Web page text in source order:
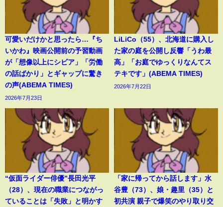
可愛いだけかと思ったら…『ち
いかわ』映画公開前の予習動画
が「想像以上にシビア」「労働
の話ばかり」とギャップに驚き
の声(ABEMA TIMES)
2026年7月23日
LiLiCo（55）、北海道に購入し
た家の庭を公開し反響「うわ最
高」「お庭でゆっくりなんてス
テキです」(ABEMA TIMES)
2026年7月22日
“仮面ライダー俳優”長田光平
（28）、現在の職業につながっ
ていることは「失敗」と明かす
「家に帰ってから話します」水
谷豊（73）、娘・趣里（35）と
初共演 親子で爆笑のやり取り交